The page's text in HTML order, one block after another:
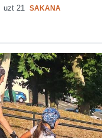
uzt 21 SAKANA